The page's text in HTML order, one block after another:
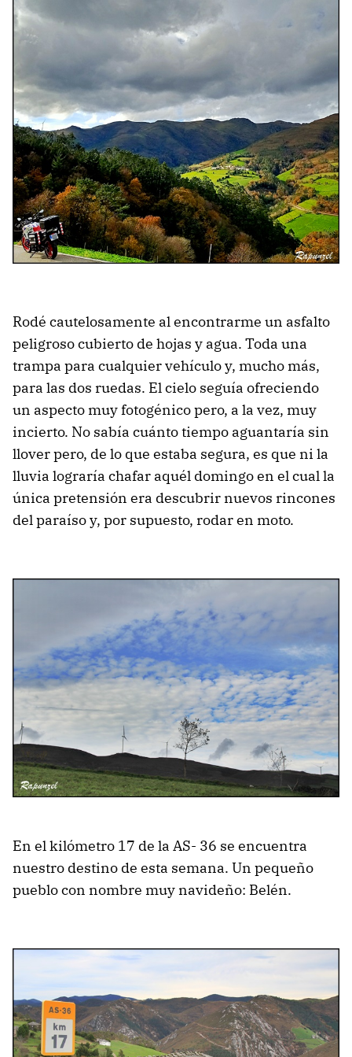
Rodé cautelosamente al encontrarme un asfalto
peligroso cubierto de hojas y agua. Toda una
trampa para cualquier vehículo y, mucho más,
para las dos ruedas. El cielo seguía ofreciendo
un aspecto muy fotogénico pero, a la vez, muy
incierto. No sabía cuánto tiempo aguantaría sin
llover pero, de lo que estaba segura, es que ni la
lluvia lograría chafar aquél domingo en el cual la
única pretensión era descubrir nuevos rincones
del paraíso y, por supuesto, rodar en moto.
En el kilómetro 17 de la AS- 36 se encuentra
nuestro destino de esta semana. Un pequeño
pueblo con nombre muy navideño: Belén.